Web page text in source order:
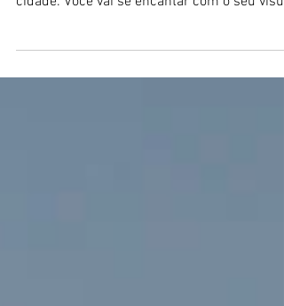
dos prontos turísticos mais visitados da
cidade. Você vai se encantar com o seu